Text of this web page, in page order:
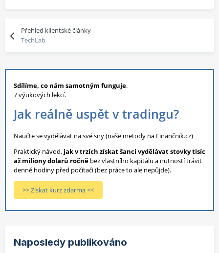
Přehled klientské články
TechLab
Sdílíme, co nám samotným funguje.
7 výukových lekcí.
Jak reálně uspět v tradingu?
Naučte se vydělávat na své sny (naše metody na Finančník.cz)
Praktický návod, jak v trzích získat šanci vydělávat stovky tisíc
až miliony dolarů ročně bez vlastního kapitálu a nutností trávit
denně hodiny před počítači (bez práce to ale nepůjde).
>> Získat kurz zdarma <<
Naposledy publikováno